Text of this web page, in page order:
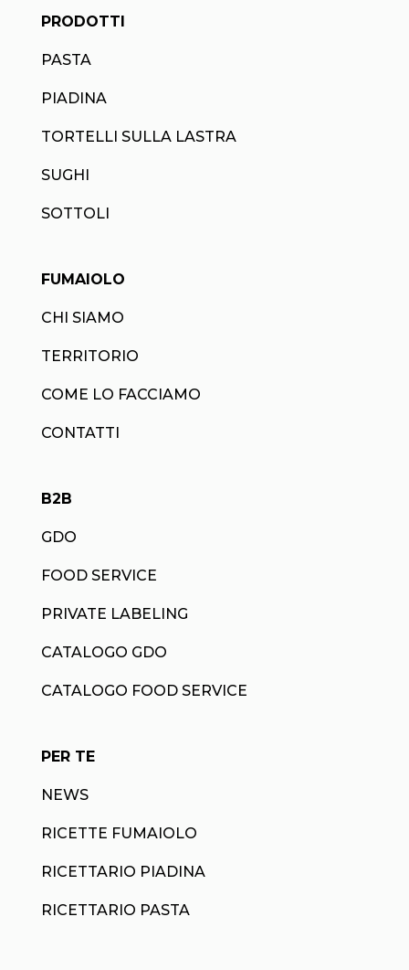
PRODOTTI
PASTA
PIADINA
TORTELLI SULLA LASTRA
SUGHI
SOTTOLI
FUMAIOLO
CHI SIAMO
TERRITORIO
COME LO FACCIAMO
CONTATTI
B2B
GDO
FOOD SERVICE
PRIVATE LABELING
CATALOGO GDO
CATALOGO FOOD SERVICE
PER TE
NEWS
RICETTE FUMAIOLO
RICETTARIO PIADINA
RICETTARIO PASTA